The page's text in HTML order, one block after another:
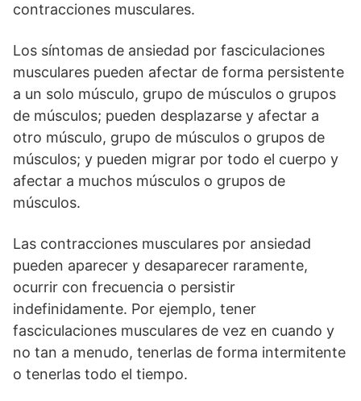
contracciones musculares.
Los síntomas de ansiedad por fasciculaciones
musculares pueden afectar de forma persistente
a un solo músculo, grupo de músculos o grupos
de músculos; pueden desplazarse y afectar a
otro músculo, grupo de músculos o grupos de
músculos; y pueden migrar por todo el cuerpo y
afectar a muchos músculos o grupos de
músculos.
Las contracciones musculares por ansiedad
pueden aparecer y desaparecer raramente,
ocurrir con frecuencia o persistir
indefinidamente. Por ejemplo, tener
fasciculaciones musculares de vez en cuando y
no tan a menudo, tenerlas de forma intermitente
o tenerlas todo el tiempo.